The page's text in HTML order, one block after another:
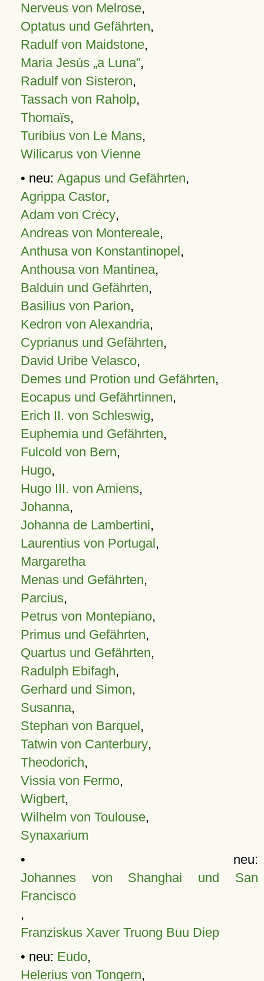
Nerveus von Melrose,
Optatus und Gefährten,
Radulf von Maidstone,
Maria Jesús „a Luna”,
Radulf von Sisteron,
Tassach von Raholp,
Thomaïs,
Turibius von Le Mans,
Wilicarus von Vienne
• neu: Agapus und Gefährten,
Agrippa Castor,
Adam von Crécy,
Andreas von Montereale,
Anthusa von Konstantinopel,
Anthousa von Mantinea,
Balduin und Gefährten,
Basilius von Parion,
Kedron von Alexandria,
Cyprianus und Gefährten,
David Uribe Velasco,
Demes und Protion und Gefährten,
Eocapus und Gefährtinnen,
Erich II. von Schleswig,
Euphemia und Gefährten,
Fulcold von Bern,
Hugo,
Hugo III. von Amiens,
Johanna,
Johanna de Lambertini,
Laurentius von Portugal,
Margaretha
Menas und Gefährten,
Parcius,
Petrus von Montepiano,
Primus und Gefährten,
Quartus und Gefährten,
Radulph Ebifagh,
Gerhard und Simon,
Susanna,
Stephan von Barquel,
Tatwin von Canterbury,
Theodorich,
Vissia von Fermo,
Wigbert,
Wilhelm von Toulouse,
Synaxarium
• neu:
Johannes von Shanghai und San
Francisco
,
Franziskus Xaver Truong Buu Diep
• neu: Eudo,
Helerius von Tongern,